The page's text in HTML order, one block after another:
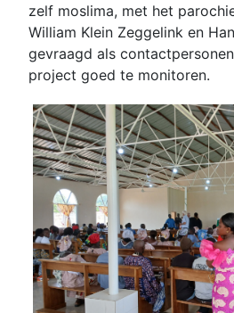
zelf moslima, met het
William Klein Zeggelink en
gevraagd als
project goed te monitoren.